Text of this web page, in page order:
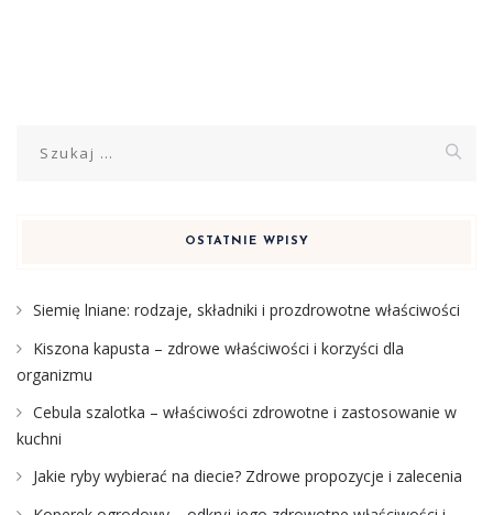
OSTATNIE WPISY
Siemię lniane: rodzaje, składniki i prozdrowotne właściwości
Kiszona kapusta – zdrowe właściwości i korzyści dla
organizmu
Cebula szalotka – właściwości zdrowotne i zastosowanie w
kuchni
Jakie ryby wybierać na diecie? Zdrowe propozycje i zalecenia